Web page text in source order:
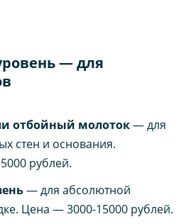
— для
отбойный молоток— для
стен и основания.
рублей.
— для абсолютной
Цена — 3000-15000 рублей.